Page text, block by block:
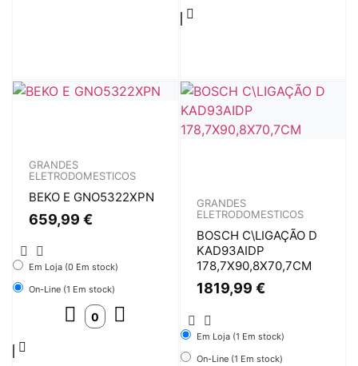
GRANDES
ELETRODOMESTICOS
BEKO E GNO5322XPN
659,99 €
Em Loja (0 Em stock)
On-Line (1 Em stock)
GRANDES
ELETRODOMESTICOS
BOSCH C\LIGAÇÃO D
KAD93AIDP
178,7X90,8X70,7CM
1819,99 €
Em Loja (1 Em stock)
On-Line (1 Em stock)